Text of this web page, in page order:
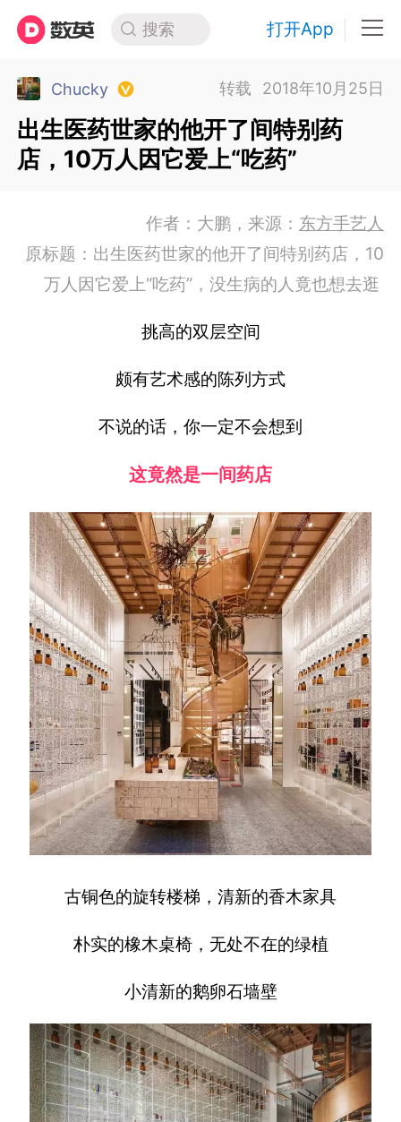
搜索 打开App
Chucky 转载 2018年10月25日
出生医药世家的他开了间特别药
店，10万人因它爱上“吃药”
作者：大鹏，来源： 东方手艺人
原标题：出生医药世家的他开了间特别药店，10
万人因它爱上“吃药”，没生病的人竟也想去逛
挑高的双层空间
颇有艺术感的陈列方式
不说的话，你一定不会想到
这竟然是一间药店
古铜色的旋转楼梯，清新的香木家具
朴实的橡木桌椅，无处不在的绿植
小清新的鹅卵石墙壁